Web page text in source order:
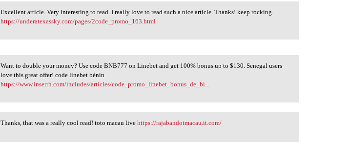
Excellent article. Very
Excellent article. Very interesting to read. I really love to read such a nice article. Thanks! keep rocking.
https://underatexassky.com/pages/2code_promo_163.html
Want to double your money?
Want to double your money? Use code BNB777 on Linebet and get 100% bonus up to $130. Senegal users
love this great offer! code linebet bénin
https://www.inserrh.com/includes/articles/code_promo_linebet_bonus_de_bi...
Thanks, that was a really
Thanks, that was a really cool read! toto macau livehttps://rajabandotmacau.it.com/